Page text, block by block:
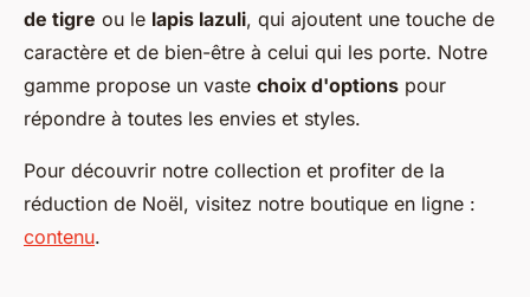
de tigre ou le lapis lazuli, qui ajoutent une touche de
caractère et de bien-être à celui qui les porte. Notre
gamme propose un vaste choix d'options pour
répondre à toutes les envies et styles.
Pour découvrir notre collection et profiter de la
réduction de Noël, visitez notre boutique en ligne :
contenu.